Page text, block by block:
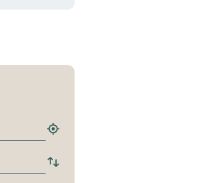
Hitta
hållplats
Byt